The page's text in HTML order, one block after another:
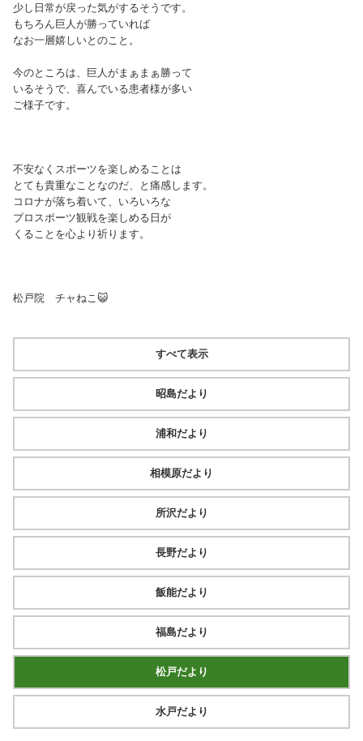
少し日常が戻った気がするそうです。
もちろん巨人が勝っていれば
なお一層嬉しいとのこと。
今のところは、巨人がまぁまぁ勝って
いるそうで、喜んでいる患者様が多い
ご様子です。
不安なくスポーツを楽しめることは
とても貴重なことなのだ、と痛感します。
コロナが落ち着いて、いろいろな
プロスポーツ観戦を楽しめる日が
くることを心より祈ります。
松戸院 チャねこ😺
すべて表示
昭島だより
浦和だより
相模原だより
所沢だより
長野だより
飯能だより
福島だより
松戸だより
水戸だより